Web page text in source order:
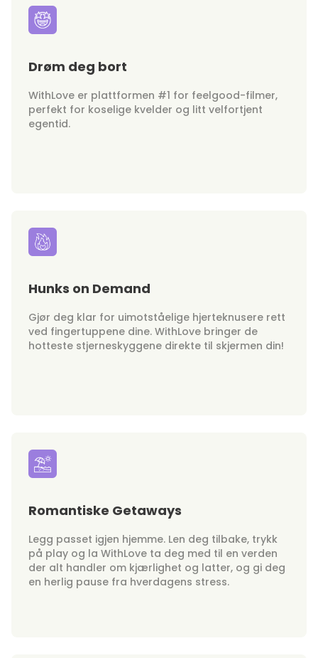
Drøm deg bort
WithLove er plattformen #1 for feelgood-filmer,
perfekt for koselige kvelder og litt velfortjent
egentid.
Hunks on Demand
Gjør deg klar for uimotståelige hjerteknusere rett
ved fingertuppene dine. WithLove bringer de
hotteste stjerneskyggene direkte til skjermen din!
Romantiske Getaways
Legg passet igjen hjemme. Len deg tilbake, trykk
på play og la WithLove ta deg med til en verden
der alt handler om kjærlighet og latter, og gi deg
en herlig pause fra hverdagens stress.